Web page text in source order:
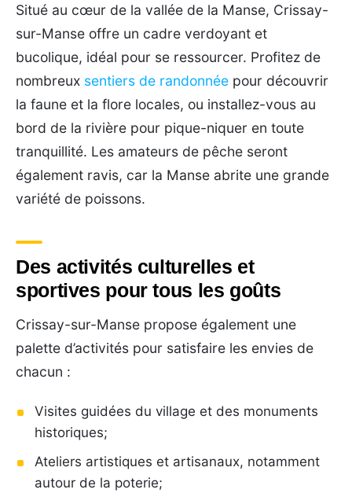
Situé au cœur de la vallée de la Manse, Crissay-
sur-Manse offre un cadre verdoyant et
bucolique, idéal pour se ressourcer. Profitez de
nombreux sentiers de randonnée pour découvrir
la faune et la flore locales, ou installez-vous au
bord de la rivière pour pique-niquer en toute
tranquillité. Les amateurs de pêche seront
également ravis, car la Manse abrite une grande
variété de poissons.
Des activités culturelles et
sportives pour tous les goûts
Crissay-sur-Manse propose également une
palette d’activités pour satisfaire les envies de
chacun :
Visites guidées du village et des monuments
historiques;
Ateliers artistiques et artisanaux, notamment
autour de la poterie;